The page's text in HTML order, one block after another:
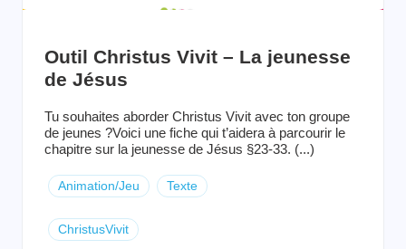
Outil Christus Vivit – La jeunesse
de Jésus
Tu souhaites aborder Christus Vivit avec ton groupe
de jeunes ?Voici une fiche qui t’aidera à parcourir le
chapitre sur la jeunesse de Jésus §23-33. (...)
Animation/Jeu Texte
ChristusVivit